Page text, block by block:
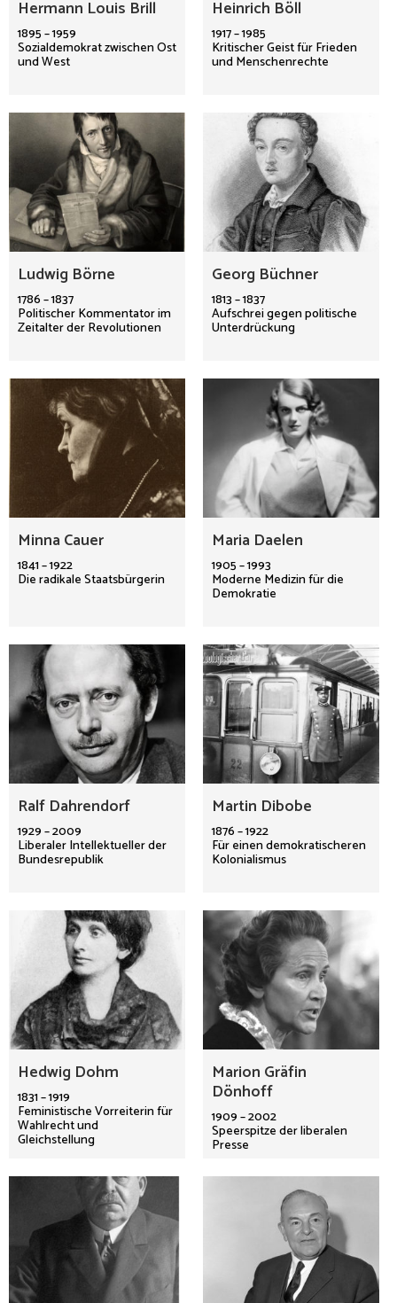
Hermann Louis Brill
1895 – 1959
Sozialdemokrat zwischen Ost
und West
Heinrich Böll
1917 – 1985
Kritischer Geist für Frieden
und Menschenrechte
Ludwig Börne
1786 – 1837
Politischer Kommentator im
Zeitalter der Revolutionen
Georg Büchner
1813 – 1837
Aufschrei gegen politische
Unterdrückung
Minna Cauer
1841 – 1922
Die radikale Staatsbürgerin
Maria Daelen
1905 – 1993
Moderne Medizin für die
Demokratie
Ralf Dahrendorf
1929 – 2009
Liberaler Intellektueller der
Bundesrepublik
Martin Dibobe
1876 – 1922
Für einen demokratischeren
Kolonialismus
Hedwig Dohm
1831 – 1919
Feministische Vorreiterin für
Wahlrecht und
Gleichstellung
Marion Gräfin
Dönhoff
1909 – 2002
Speerspitze der liberalen
Presse